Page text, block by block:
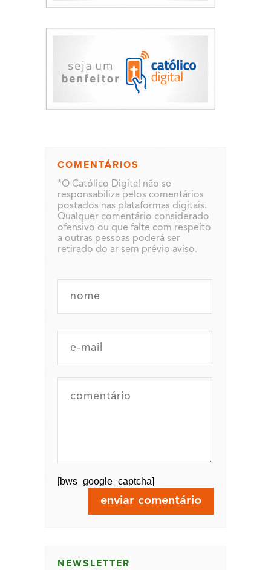
COMENTÁRIOS
*O Católico Digital não se
responsabiliza pelos comentários
postados nas plataformas digitais.
Qualquer comentário considerado
ofensivo ou que falte com respeito
a outras pessoas poderá ser
retirado do ar sem prévio aviso.
[bws_google_captcha]
NEWSLETTER